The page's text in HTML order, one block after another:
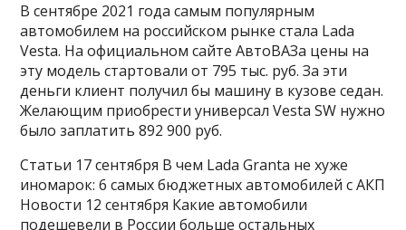
В сентябре 2021 года самым популярным
автомобилем на российском рынке стала Lada
Vesta. На официальном сайте АвтоВАЗа цены на
эту модель стартовали от 795 тыс. руб. За эти
деньги клиент получил бы машину в кузове седан.
Желающим приобрести универсал Vesta SW нужно
было заплатить 892 900 руб.
Статьи 17 сентября В чем Lada Granta не хуже
иномарок: 6 самых бюджетных автомобилей с АКП
Новости 12 сентября Какие автомобили
подешевели в России больше остальных